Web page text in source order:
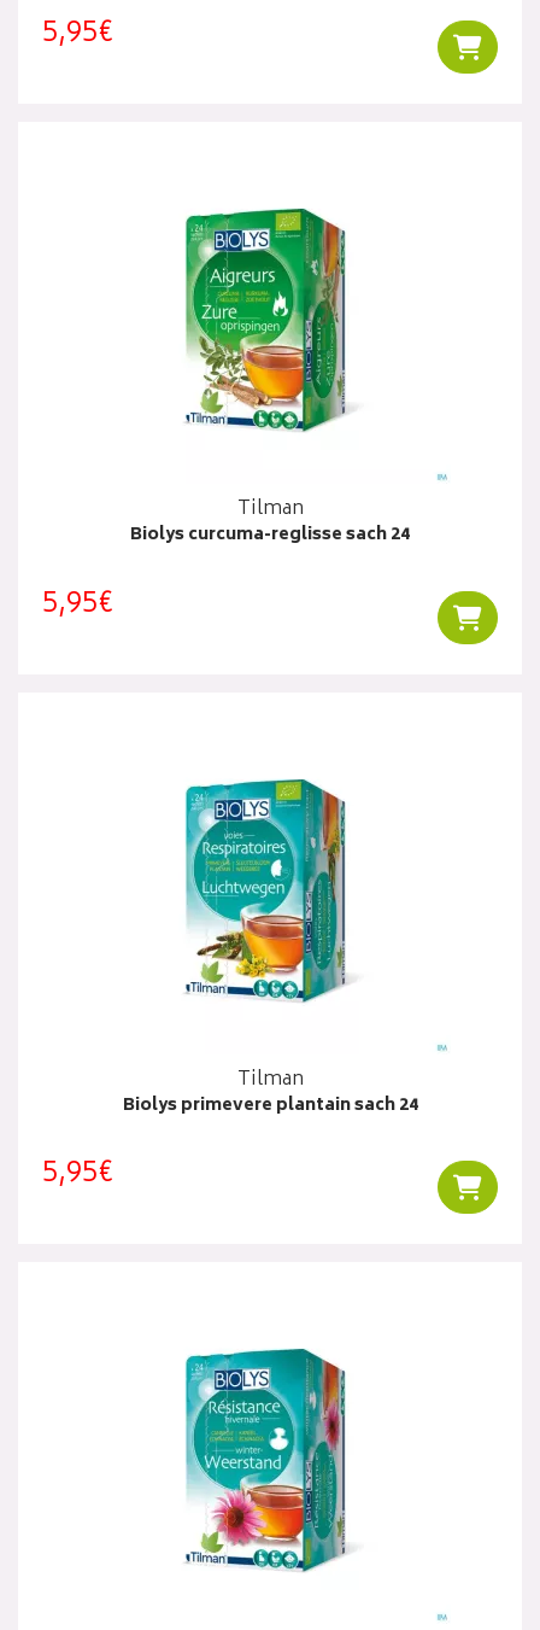
5,95€
Tilman
Biolys curcuma-reglisse sach 24
5,95€
Tilman
Biolys primevere plantain sach 24
5,95€